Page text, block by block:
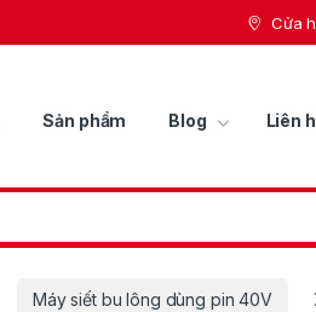
Cửa
Sản phẩm Blog Liên
Máy siết bu lông dùng pin 40V